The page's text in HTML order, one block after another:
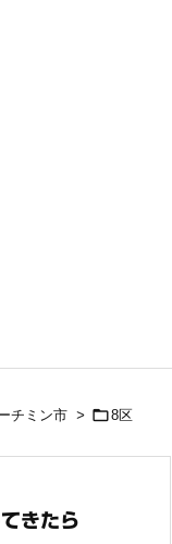
チミン市 > 8区
きたら